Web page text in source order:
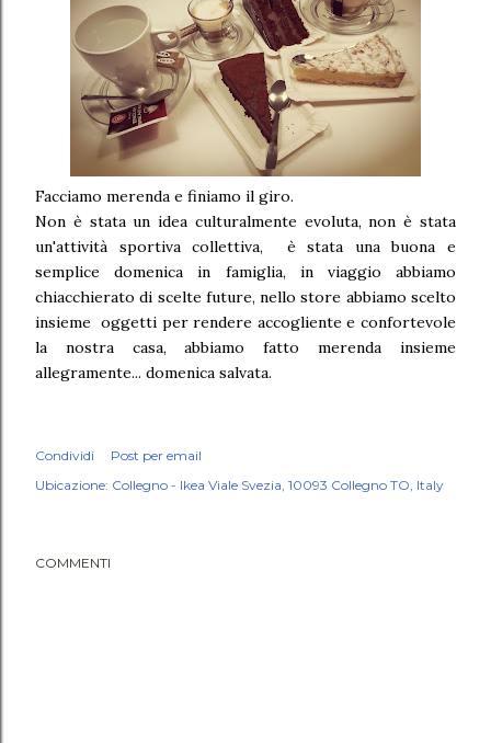
Facciamo merenda e finiamo il giro.
Non è stata un idea culturalmente evoluta, non è stata
un'attività sportiva collettiva, è stata una buona e
semplice domenica in famiglia, in viaggio abbiamo
chiacchierato di scelte future, nello store abbiamo scelto
insieme oggetti per rendere accogliente e confortevole
la nostra casa, abbiamo fatto merenda insieme
allegramente... domenica salvata.
Condividi
Post per email
Ubicazione: Collegno - Ikea Viale Svezia, 10093 Collegno TO, Italy
COMMENTI